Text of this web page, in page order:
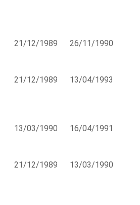
21/12/1989 26/11/1990
21/12/1989 13/04/1993
13/03/1990 16/04/1991
21/12/1989 13/03/1990